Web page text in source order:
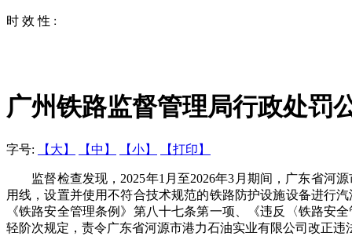
时 效 性 :
广州铁路监督管理局行政处罚
字号: 【大】 【中】 【小】 【打印】
监督检查发现，2025年1月至2026年3月期间，广东省河源
用线，设置并使用不符合技术规范的铁路防护设施设备进行
《铁路安全管理条例》第八十七条第一项、《违反〈铁路安
轻阶次规定，责令广东省河源市港力石油实业有限公司改正违